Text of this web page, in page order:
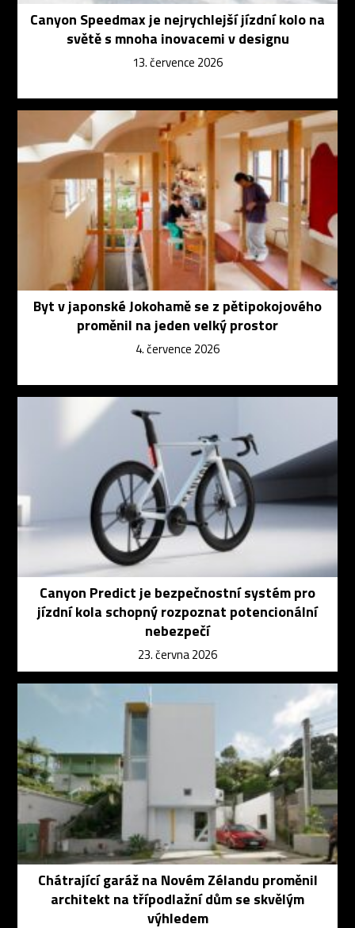
Canyon Speedmax je nejrychlejší jízdní kolo na
světě s mnoha inovacemi v designu
13. července 2026
Byt v japonské Jokohamě se z pětipokojového
proměnil na jeden velký prostor
4. července 2026
Canyon Predict je bezpečnostní systém pro
jízdní kola schopný rozpoznat potencionální
nebezpečí
23. června 2026
Chátrající garáž na Novém Zélandu proměnil
architekt na třípodlažní dům se skvělým
výhledem